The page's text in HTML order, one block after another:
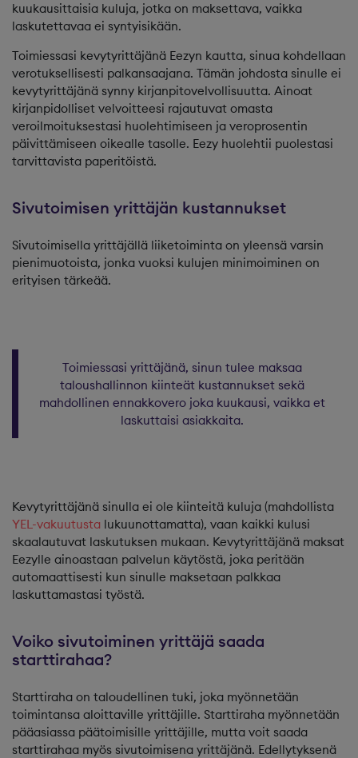
kuukausittaisia kuluja, jotka on maksettava, vaikka
laskutettavaa ei syntyisikään.
Toimiessasi kevytyrittäjänä Eezyn kautta, sinua kohdellaan
verotuksellisesti palkansaajana. Tämän johdosta sinulle ei
kevytyrittäjänä synny kirjanpitovelvollisuutta. Ainoat
kirjanpidolliset velvoitteesi rajautuvat omasta
veroilmoituksestasi huolehtimiseen ja veroprosentin
päivittämiseen oikealle tasolle. Eezy huolehtii puolestasi
tarvittavista paperitöistä.
Sivutoimisen yrittäjän kustannukset
Sivutoimisella yrittäjällä liiketoiminta on yleensä varsin
pienimuotoista, jonka vuoksi kulujen minimoiminen on
erityisen tärkeää.
Toimiessasi yrittäjänä, sinun tulee maksaa
taloushallinnon kiinteät kustannukset sekä
mahdollinen ennakkovero joka kuukausi, vaikka et
laskuttaisi asiakkaita.
Kevytyrittäjänä sinulla ei ole kiinteitä kuluja (mahdollista
YEL-vakuutusta lukuunottamatta), vaan kaikki kulusi
skaalautuvat laskutuksen mukaan. Kevytyrittäjänä maksat
Eezylle ainoastaan palvelun käytöstä, joka peritään
automaattisesti kun sinulle maksetaan palkkaa
laskuttamastasi työstä.
Voiko sivutoiminen yrittäjä saada
starttirahaa?
Starttiraha on taloudellinen tuki, joka myönnetään
toimintansa aloittaville yrittäjille. Starttiraha myönnetään
pääasiassa päätoimisille yrittäjille, mutta voit saada
starttirahaa myös sivutoimisena yrittäjänä. Edellytyksenä